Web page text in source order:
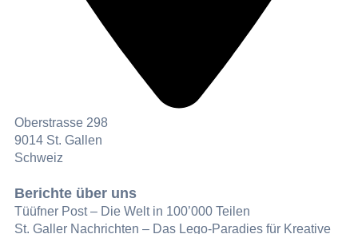
Oberstrasse 298
9014 St. Gallen
Schweiz
Berichte über uns
Tüüfner Post – Die Welt in 100’000 Teilen
St. Galler Nachrichten – Das Lego-Paradies für Kreative